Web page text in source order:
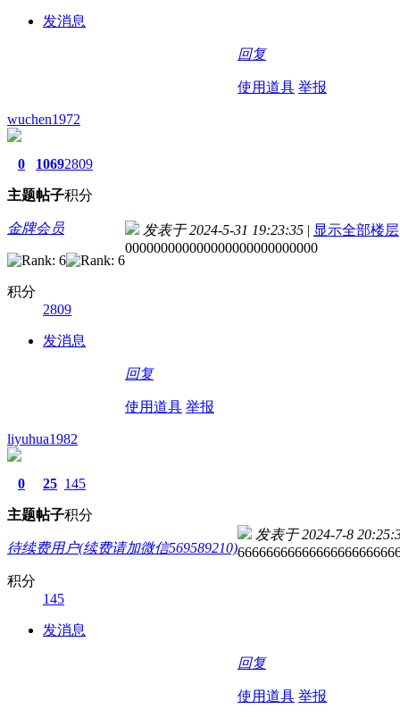
发消息
回复
使用道具 举报
wuchen1972
0
主题
1069
帖子
2809
积分
金牌会员
积分
2809
发消息
发表于 2024-5-31 19:23:35 | 显示全部楼层
000000000000000000000000000
回复
使用道具 举报
liyuhua1982
0
主题
25
帖子
145
积分
待续费用户(续费请加微信569589210)
积分
145
发消息
发表于 2024-7-8
回复
使用道具 举报